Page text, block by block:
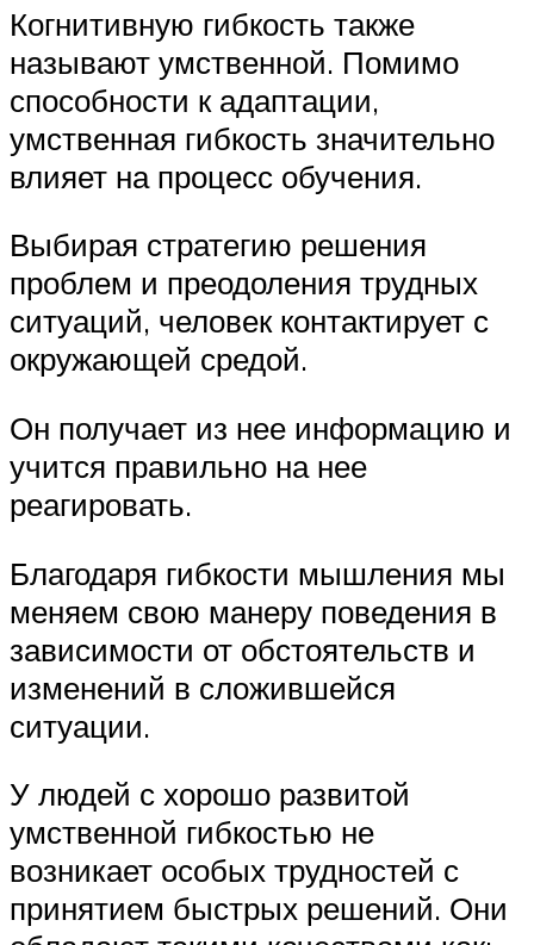
Когнитивную гибкость также
называют умственной. Помимо
способности к адаптации,
умственная гибкость значительно
влияет на процесс обучения.
Выбирая стратегию решения
проблем и преодоления трудных
ситуаций, человек контактирует с
окружающей средой.
Он получает из нее информацию и
учится правильно на нее
реагировать.
Благодаря гибкости мышления мы
меняем свою манеру поведения в
зависимости от обстоятельств и
изменений в сложившейся
ситуации.
У людей с хорошо развитой
умственной гибкостью не
возникает особых трудностей с
принятием быстрых решений. Они